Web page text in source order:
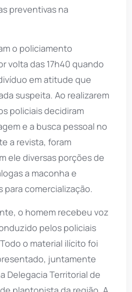
preventivas na
o policiamento
volta das 17h40 quando
em atitude que
suspeita. Ao realizarem
policiais decidiram
e a busca pessoal no
a revista, foram
ele diversas porções de
a maconha e
para comercialização.
o homem recebeu voz
pelos policiais
o material ilícito foi
juntamente
Delegacia Territorial de